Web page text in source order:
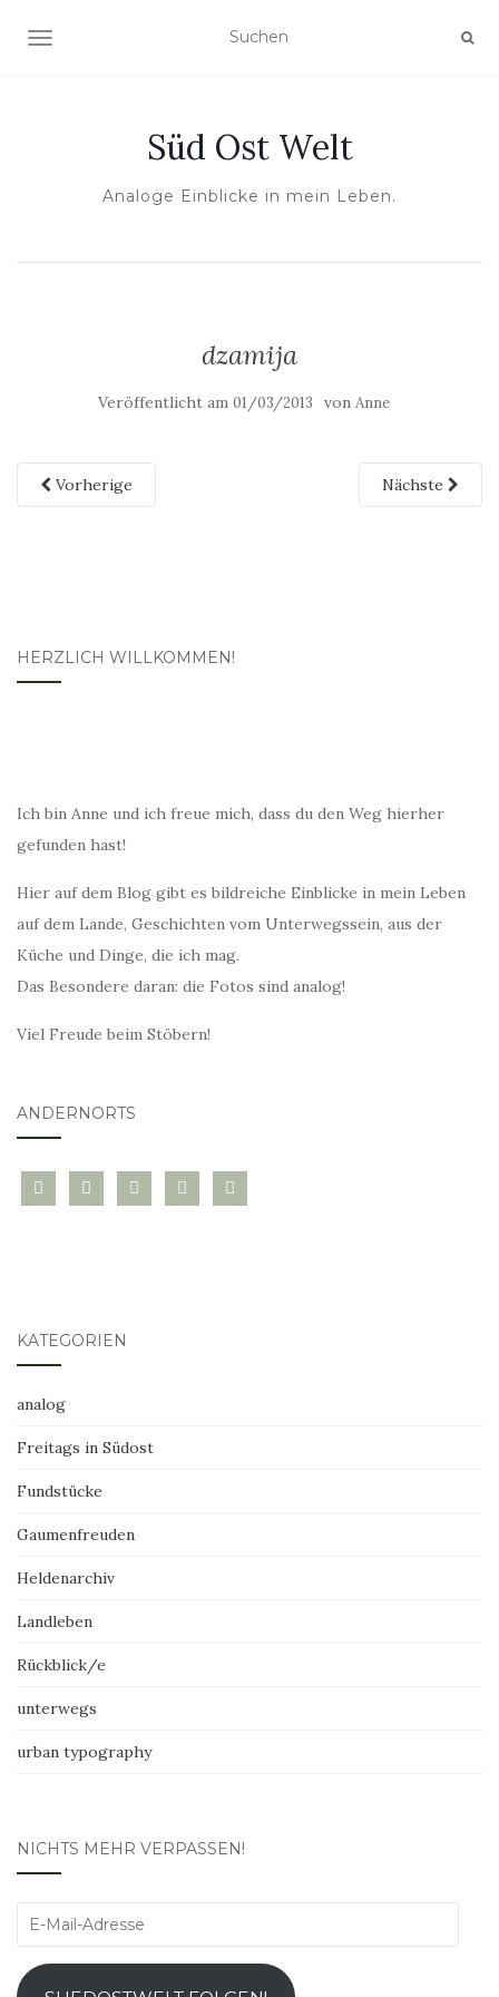
NAVIGATION UMSCHALTEN
Süd Ost Welt
Analoge Einblicke in mein Leben.
dzamija
Veröffentlicht am 01/03/2013 von Anne
Vorherige Nächste
HERZLICH WILLKOMMEN!
Ich bin Anne und ich freue mich, dass du den Weg hierher
gefunden hast!
Hier auf dem Blog gibt es bildreiche Einblicke in mein Leben
auf dem Lande, Geschichten vom Unterwegssein, aus der
Küche und Dinge, die ich mag.
Das Besondere daran: die Fotos sind analog!
Viel Freude beim Stöbern!
ANDERNORTS
bloglovininstagramtwitter pinterest
mail
KATEGORIEN
analog
Freitags in Südost
Fundstücke
Gaumenfreuden
Heldenarchiv
Landleben
Rückblick/e
unterwegs
urban typography
NICHTS MEHR VERPASSEN!
E-
Adresse